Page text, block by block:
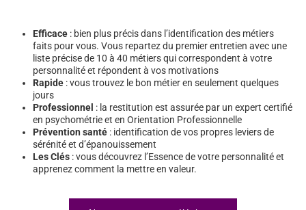
Efficace : bien plus précis dans l’identification des métiers
faits pour vous. Vous repartez du premier entretien avec une
liste précise de 10 à 40 métiers qui correspondent à votre
personnalité et répondent à vos motivations
Rapide : vous trouvez le bon métier en seulement quelques
jours
Professionnel : la restitution est assurée par un expert certifié
en psychométrie et en Orientation Professionnelle
Prévention santé : identification de vos propres leviers de
sérénité et d’épanouissement
Les Clés : vous découvrez l’Essence de votre personnalité et
apprenez comment la mettre en valeur.